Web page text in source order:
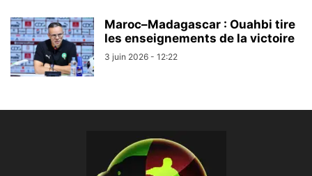
Maroc–Madagascar : Ouahbi tire
les enseignements de la victoire
3 juin 2026 - 12:22